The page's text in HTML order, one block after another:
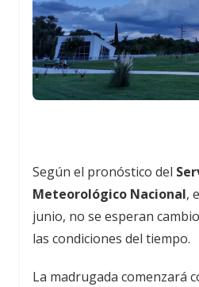
Según el pronóstico del
Meteorológico Nacional,
junio, no se esperan
las condiciones del tiempo.
La madrugada comenzará